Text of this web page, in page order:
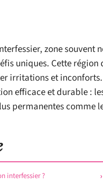
zone souvent
uniques. Cette
irritations et
efficace et durable :
permanentes comme
interfessier ?